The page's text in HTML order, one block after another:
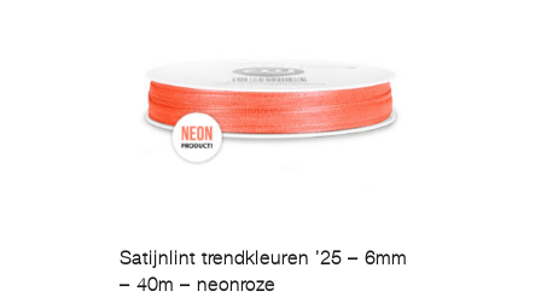
Satijnlint trendkleuren ’25 – 6mm
– 40m – neonroze